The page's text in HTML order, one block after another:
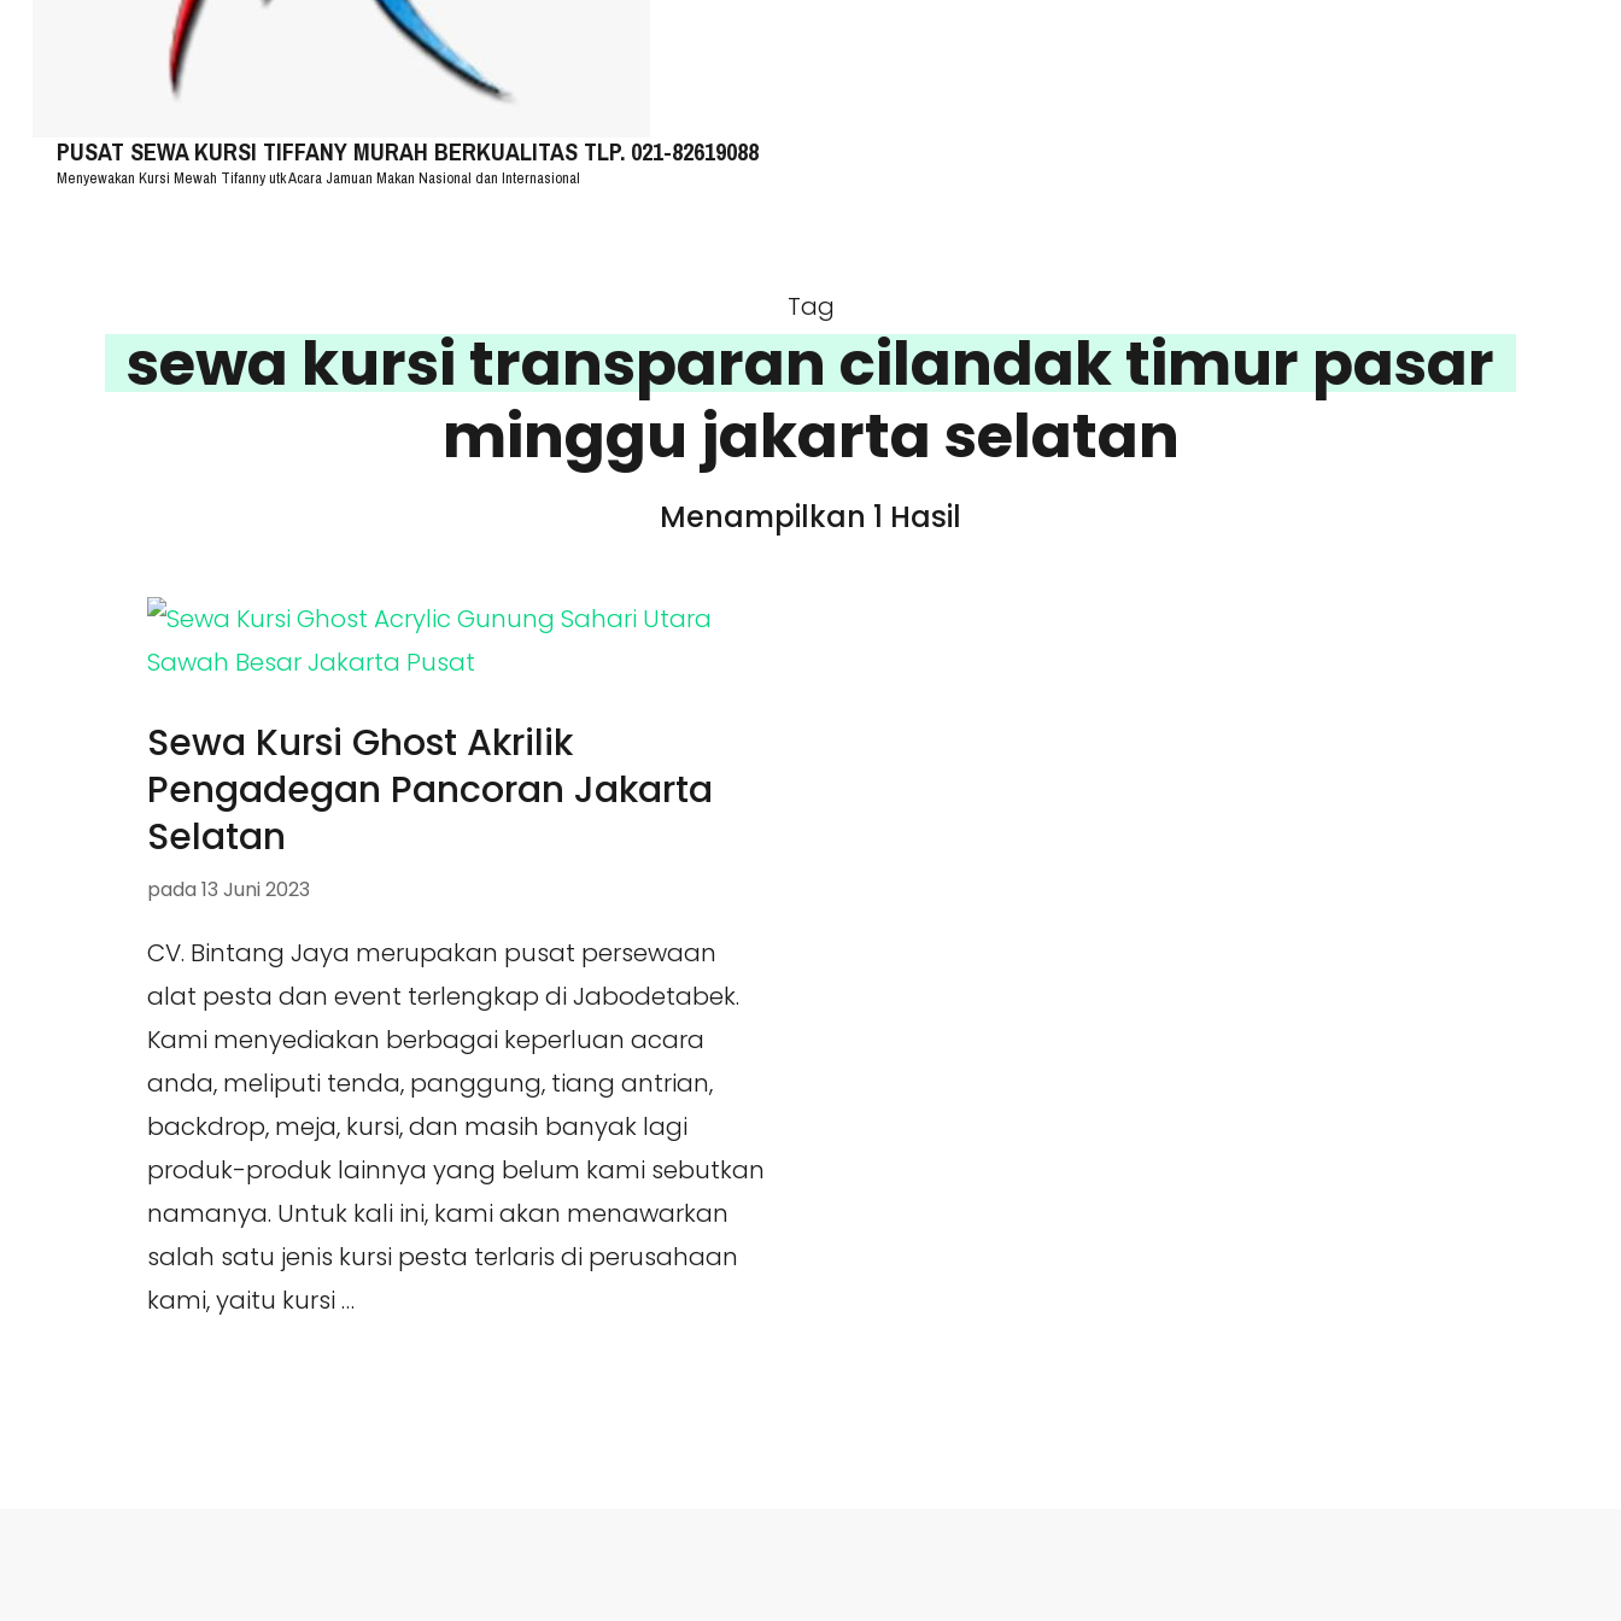
PUSAT SEWA KURSI TIFFANY MURAH BERKUALITAS TLP. 021-82619088
Menyewakan Kursi Mewah Tifanny utk Acara Jamuan Makan Nasional dan Internasional
Tag
sewa kursi transparan cilandak timur pasar
minggu jakarta selatan
Menampilkan 1 Hasil
Sewa Kursi Ghost Akrilik
Pengadegan Pancoran Jakarta
Selatan
pada 13 Juni 2023
CV. Bintang Jaya merupakan pusat persewaan
alat pesta dan event terlengkap di Jabodetabek.
Kami menyediakan berbagai keperluan acara
anda, meliputi tenda, panggung, tiang antrian,
backdrop, meja, kursi, dan masih banyak lagi
produk-produk lainnya yang belum kami sebutkan
namanya. Untuk kali ini, kami akan menawarkan
salah satu jenis kursi pesta terlaris di perusahaan
kami, yaitu kursi …